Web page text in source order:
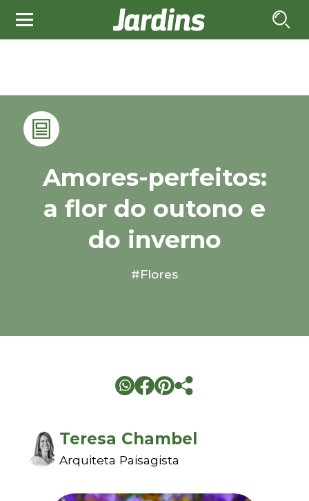
Amores-perfeitos:
a flor do outono e
do inverno
#Flores
Teresa Chambel
Arquiteta Paisagista